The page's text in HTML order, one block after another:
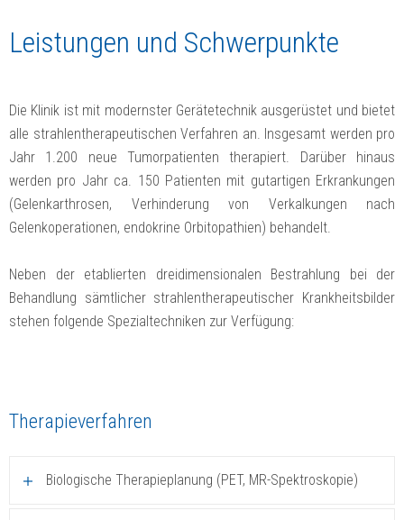
Leistungen und Schwerpunkte
Die Klinik ist mit modernster Gerätetechnik ausgerüstet und bietet
alle strahlentherapeutischen Verfahren an. Insgesamt werden pro
Jahr 1.200 neue Tumorpatienten therapiert. Darüber hinaus
werden pro Jahr ca. 150 Patienten mit gutartigen Erkrankungen
(Gelenkarthrosen, Verhinderung von Verkalkungen nach
Gelenkoperationen, endokrine Orbitopathien) behandelt.
Neben der etablierten dreidimensionalen Bestrahlung bei der
Behandlung sämtlicher strahlentherapeutischer Krankheitsbilder
stehen folgende Spezialtechniken zur Verfügung:
Therapieverfahren
Biologische Therapieplanung (PET, MR-Spektroskopie)